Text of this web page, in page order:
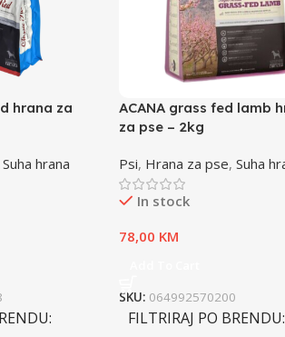
hrana za
Suha hrana
ACANA grass fed lamb
za pse – 2kg
Psi, Hrana za pse, Suha
In stock
78,00 KM
SKU: 064992570200
FILTRIRAJ PO BRENDU